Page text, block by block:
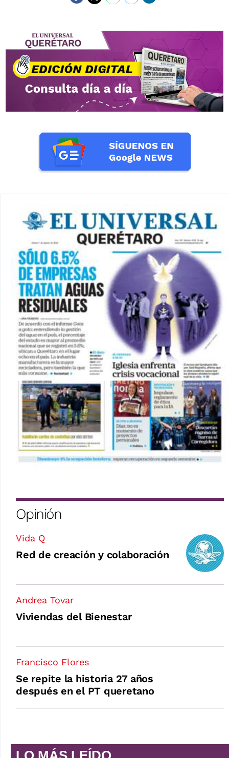
Opinión
Vida Q
Red de creación y colaboración
Andrea Tovar
Viviendas del Bienestar
Francisco Flores
Se repite la historia 27 años
después en el PT queretano